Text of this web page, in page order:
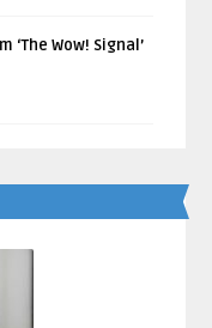
Wow! Signal’